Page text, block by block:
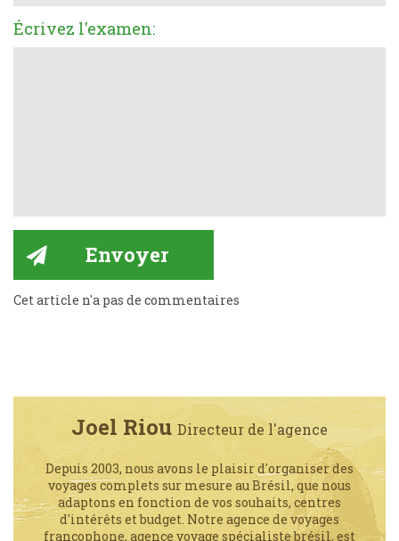
Écrivez l'examen:
Cet article n'a pas de commentaires
Joel Riou Directeur de l'agence
Depuis 2003, nous avons le plaisir d'organiser des
voyages complets sur mesure au Brésil, que nous
adaptons en fonction de vos souhaits, centres
d'intérêts et budget. Notre agence de voyages
francophone, agence voyage spécialiste brésil, est